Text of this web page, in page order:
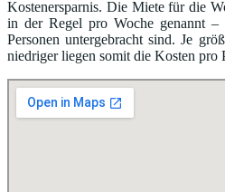
Kostenersparnis. Die Miete für die
in der Regel pro Woche genannt
Personen untergebracht sind. Je
niedriger liegen somit die Kosten pro